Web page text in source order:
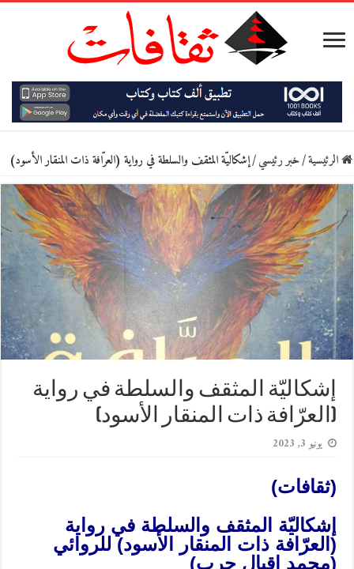
الرئيسية/خبر رئيسي/إشكاليّة المثقف والسلطة في رواية (العرّافة ذات المنقار الأسود)
إشكاليّة المثقف والسلطة في رواية
(العرّافة ذات المنقار الأسود)
يونيو 3, 2023
(ثقافات)
إشكاليّة المثقف والسلطة في رواية
(العرّافة ذات المنقار الأسود) للروائي
(محمد إقبال حرب)